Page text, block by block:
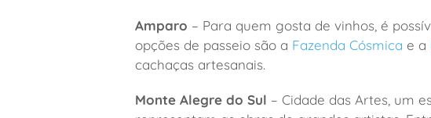
Amparo – Para quem gosta de vinhos, é
opções de passeio são a Fazenda Cósmica e a
cachaças artesanais.
Monte Alegre do Sul – Cidade das Artes, um